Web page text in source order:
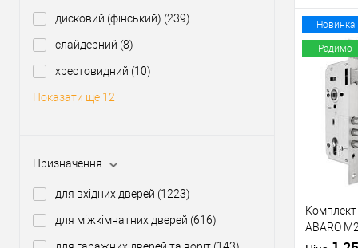
дисковий (фінський) (239)
слайдерний (8)
хрестовидний (10)
Показати ще 12
Призначення
для вхідних дверей (1223)
для міжкімнатних дверей (616)
Країна
Статус (гурт)
У
Матеріал
Новинка
Радимо
Комплект
ABARO